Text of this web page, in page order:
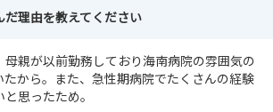
だ理由を教えてください
母親が以前勤務しており海南病院の雰囲気の
たから。また、急性期病院でたくさんの経験
思ったため。